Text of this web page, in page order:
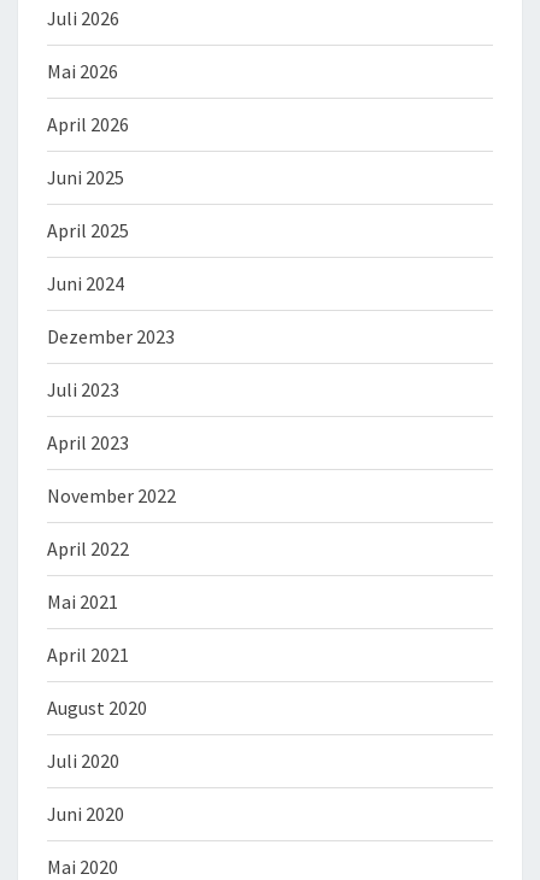
Juli 2026
Mai 2026
April 2026
Juni 2025
April 2025
Juni 2024
Dezember 2023
Juli 2023
April 2023
November 2022
April 2022
Mai 2021
April 2021
August 2020
Juli 2020
Juni 2020
Mai 2020